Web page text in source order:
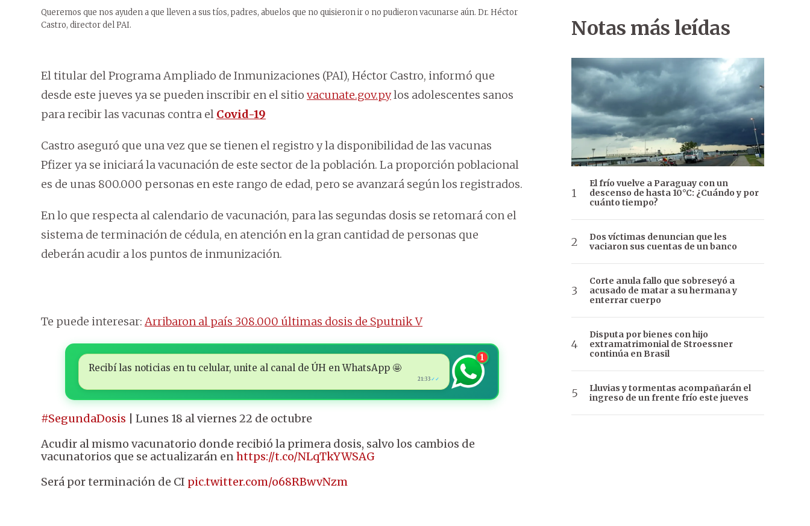
Queremos que nos ayuden a que lleven a sus tíos, padres, abuelos que no quisieron ir o no pudieron vacunarse aún. Dr. Héctor
Castro, director del PAI.
El titular del Programa Ampliado de Inmunizaciones (PAI), Héctor Castro, informó que
desde este jueves ya se pueden inscribir en el sitio vacunate.gov.pylos adolescentes sanos
para recibir las vacunas contra el Covid-19
Castro aseguró que una vez que se tienen el registro y la disponibilidad de las vacunas
Pfizer ya se iniciará la vacunación de este sector de la población. La proporción poblacional
es de unas 800.000 personas en este rango de edad, pero se avanzará según los registrados.
En lo que respecta al calendario de vacunación, para las segundas dosis se retomará con el
sistema de terminación de cédula, en atención en la gran cantidad de personas que
deberán acudir a los puntos de inmunización.
Te puede interesar: Arribaron al país 308.000 últimas dosis de Sputnik V
Recibí las noticias en tu celular, unite al canal de ÚH en WhatsApp 🤩
21:33 ✓✓
1
#SegundaDosis
Lunes 18 al viernes 22 de octubre
Acudir al mismo vacunatorio donde recibió la primera dosis, salvo los cambios de
vacunatorios que se actualizarán enhttps://t.co/NLqTkYWSAG
Será por terminación de CI pic.twitter.com/o68RBwvNzm
Notas más leídas
El frío vuelve a Paraguay con un
descenso de hasta 10°C: ¿Cuándo y por
cuánto tiempo?
Dos víctimas denuncian que les
vaciaron sus cuentas de un banco
Corte anula fallo que sobreseyó a
acusado de matar a su hermana y
enterrar cuerpo
Disputa por bienes con hijo
extramatrimonial de Stroessner
continúa en Brasil
Lluvias y tormentas acompañarán el
ingreso de un frente frío este jueves